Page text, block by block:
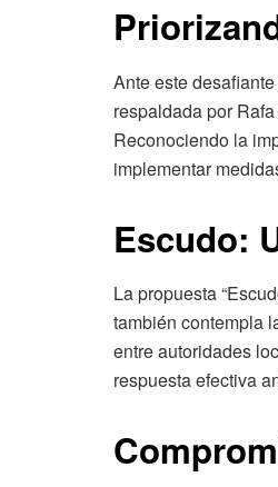
Ante este
respaldada por
Reconociendo la
implementar
Escudo:
La propuesta
también contempla
entre autoridades
respuesta efectiva